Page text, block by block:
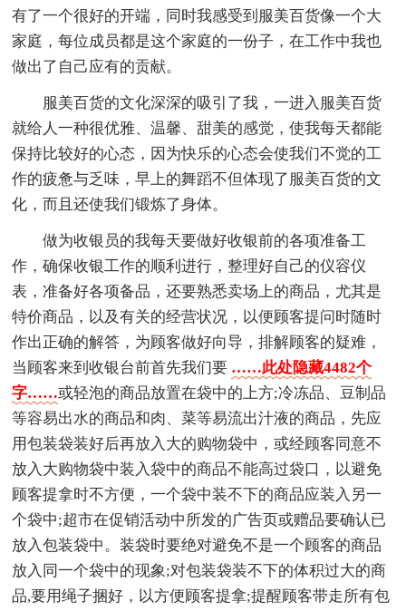
有了一个很好的开端，同时我感受到服美百货像一个大
家庭，每位成员都是这个家庭的一份子，在工作中我也
做出了自己应有的贡献。
服美百货的文化深深的吸引了我，一进入服美百货
就给人一种很优雅、温馨、甜美的感觉，使我每天都能
保持比较好的心态，因为快乐的心态会使我们不觉的工
作的疲惫与乏味，早上的舞蹈不但体现了服美百货的文
化，而且还使我们锻炼了身体。
做为收银员的我每天要做好收银前的各项准备工
作，确保收银工作的顺利进行，整理好自己的仪容仪
表，准备好各项备品，还要熟悉卖场上的商品，尤其是
特价商品，以及有关的经营状况，以便顾客提问时随时
作出正确的解答，为顾客做好向导，排解顾客的疑难，
当顾客来到收银台前首先我们要 ……此处隐藏4482个
字……或轻泡的商品放置在袋中的上方;冷冻品、豆制品
等容易出水的商品和肉、菜等易流出汁液的商品，先应
用包装袋装好后再放入大的购物袋中，或经顾客同意不
放入大购物袋中装入袋中的商品不能高过袋口，以避免
顾客提拿时不方便，一个袋中装不下的商品应装入另一
个袋中;超市在促销活动中所发的广告页或赠品要确认已
放入包装袋中。装袋时要绝对避免不是一个顾客的商品
放入同一个袋中的现象;对包装袋装不下的体积过大的商
品,要用绳子捆好，以方便顾客提拿;提醒顾客带走所有包